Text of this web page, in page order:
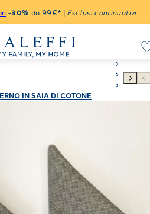
-30% da 99€* | Esclusi continuativi
IN SAIA DI COTONE